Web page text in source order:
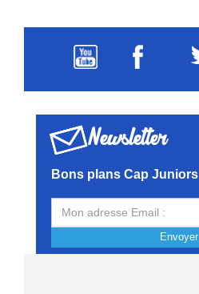
Newsletter
Bons plans Cap Juniors
Envoyer